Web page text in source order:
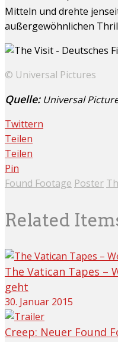
Mitteln und drehte
außergewöhnlichen
© Universal Pictures
Quelle:Universal
Twittern
Teilen
Teilen
Pin
Found Footage Poster
Related
The Vatican Tapes –
geht
30. Januar 2015
Creep: Neuer Found